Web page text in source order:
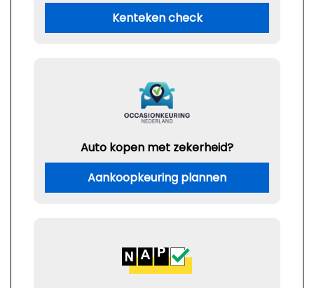
Kenteken check
Auto kopen met zekerheid?
Aankoopkeuring plannen